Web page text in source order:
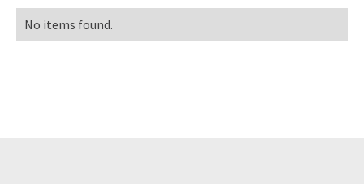
No items found.